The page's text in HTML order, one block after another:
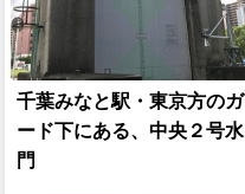
千葉みなと駅・東京方のガ
ード下にある、中央２号水
門